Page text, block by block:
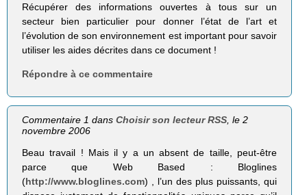
Récupérer des informations ouvertes à tous sur un
secteur bien particulier pour donner l’état de l’art et
l’évolution de son environnement est important pour savoir
utiliser les aides décrites dans ce document !
Répondre à ce commentaire
Commentaire 1 dansChoisir son lecteur RSS , le 2
novembre 2006
Beau travail ! Mais il y a un absent de taille, peut-être
parce que Web Based : Bloglines
(http://www.bloglines.com) , l’un des plus puissants, qui